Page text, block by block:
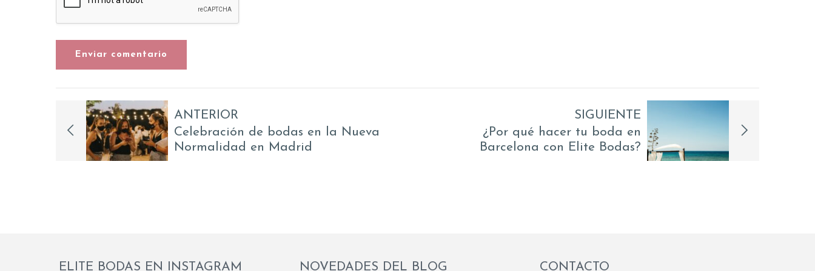
Enviar comentario
ANTERIOR
Celebración de bodas en la Nueva
Normalidad en Madrid
SIGUIENTE
¿Por qué hacer tu boda en
Barcelona con Elite Bodas?
ELITE BODAS EN INSTAGRAM NOVEDADES DEL BLOG CONTACTO